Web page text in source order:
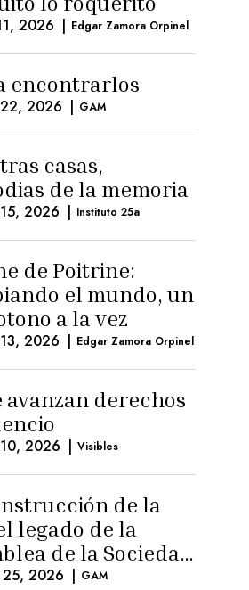
2026 | Edgar Zamora Orpinel
encontrarlos
2026 | GAM
casas,
de la memoria
2026 | Instituto 25a
de Poitrine:
el mundo, un
a la vez
2026 | Edgar Zamora Orpinel
avanzan derechos
2026 | Visibles
de la
legado de la
de la Sociedad
25, 2026 | GAM